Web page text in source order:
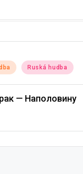
Ruská hudba
— Наполовину